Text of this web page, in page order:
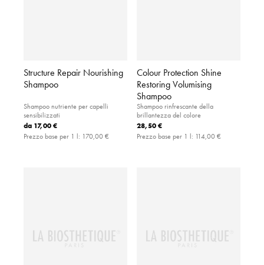
Structure Repair Nourishing
Shampoo
Shampoo nutriente per capelli
sensibilizzati
da 17,00 €
Prezzo base per 1 l: 170,00 €
Colour Protection Shine
Restoring Volumising
Shampoo
Shampoo rinfrescante della
brillantezza del colore
28,50 €
Prezzo base per 1 l: 114,00 €